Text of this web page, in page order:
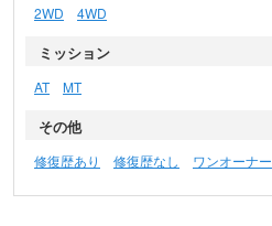
2WD 4WD
ミッション
AT MT
その他
修復歴あり 修復歴なし ワンオーナー